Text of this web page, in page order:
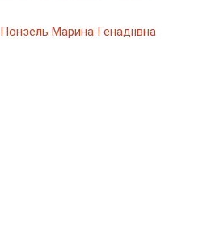
Понзель Марина Генадіївна